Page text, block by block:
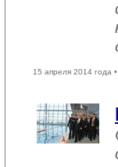
15 апреля 2014 года •